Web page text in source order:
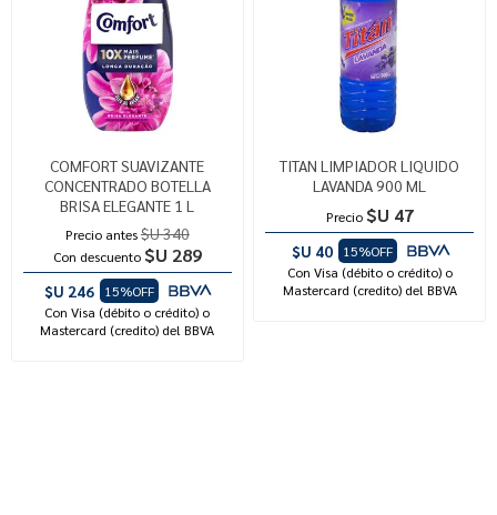
COMFORT SUAVIZANTE
CONCENTRADO BOTELLA
BRISA ELEGANTE 1 L
Precio antes$U 340
Con descuento $U 289
$U 246
15%OFF
Con Visa (débito o crédito) o
Mastercard (credito) del BBVA
TITAN LIMPIADOR LIQUIDO
LAVANDA 900 ML
Precio $U 47
$U 40
15%OFF
Con Visa (débito o crédito) o
Mastercard (credito) del BBVA